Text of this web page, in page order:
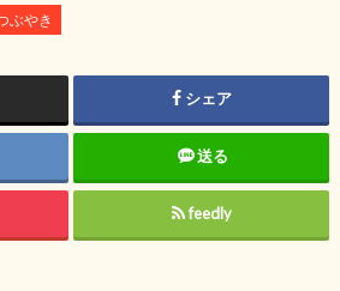
ぶやき
シェア
送る
feedly